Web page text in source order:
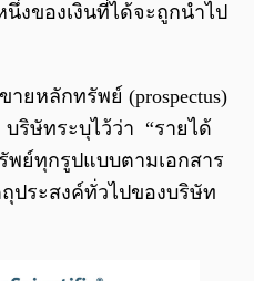
งของเงินที่ได้จะถูกนำไป
ยหลักทรัพย์ (prospectus)
บริษัทระบุไว้ว่า “รายได้
ย์ทุกรูปแบบตามเอกสาร
ประสงค์ทั่วไปของบริษัท